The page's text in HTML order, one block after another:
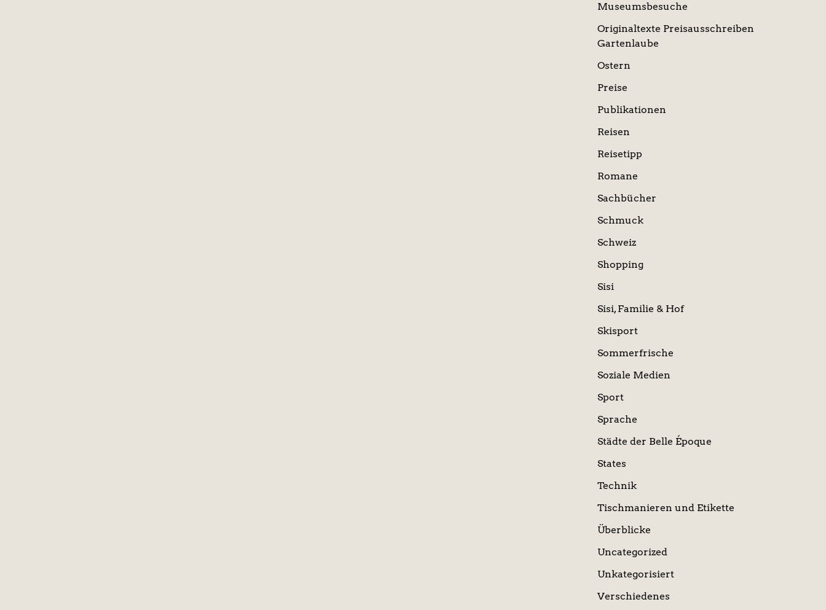
Museumsbesuche
Originaltexte Preisausschreiben
Gartenlaube
Ostern
Preise
Publikationen
Reisen
Reisetipp
Romane
Sachbücher
Schmuck
Schweiz
Shopping
Sisi
Sisi, Familie & Hof
Skisport
Sommerfrische
Soziale Medien
Sport
Sprache
Städte der Belle Époque
States
Technik
Tischmanieren und Etikette
Überblicke
Uncategorized
Unkategorisiert
Verschiedenes